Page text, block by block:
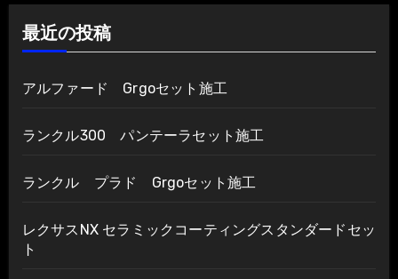
ー
シ
ョ
ン
最近の投稿
アルファード Grgoセット施工
ランクル300 パンテーラセット施工
ランクル プラド Grgoセット施工
レクサスNX セラミックコーティングスタンダードセッ
ト